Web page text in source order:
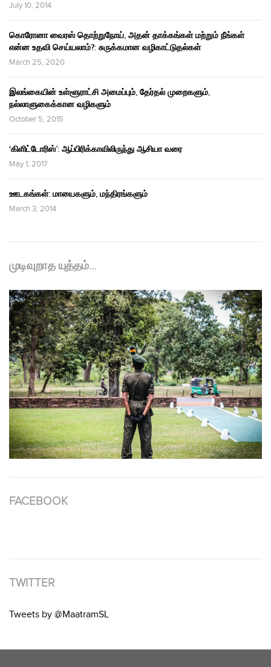
July 10, 2014
கொரோனா வைரஸ் தொற்றுநோய், அதன் தாக்கங்கள் மற்றும் நீங்கள்
என்ன உதவி செய்யலாம்?: சுருக்கமான வழிகாட்டுதல்கள்
March 25, 2020
இலங்கையின் உள்ளூராட்சி அமைப்பும், தேர்தல் முறைகளும்,
நல்லாளுகைக்கான வழிகளும்
October 5, 2015
‘கிளிட்டோரிஸ்’: ஆப்பிரிக்காவிலிருந்து ஆசியா வரை
May 1, 2017
ஊடகங்கள்: மாயைகளும், மந்திரங்களும்
March 3, 2014
முடிவுறாத யுத்தம்…
FACEBOOK
TWITTER
Tweets by @MaatramSL